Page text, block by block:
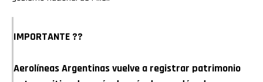
IMPORTANTE ??
Aerolíneas Argentinas vuelve a registrar patrimonio